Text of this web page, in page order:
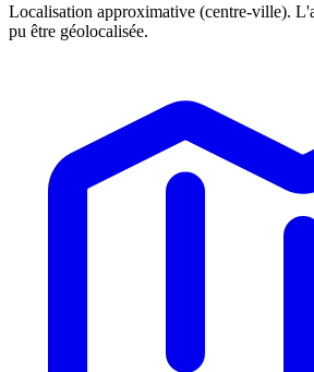
Localisation approximative (centre-ville).
pu être géolocalisée.